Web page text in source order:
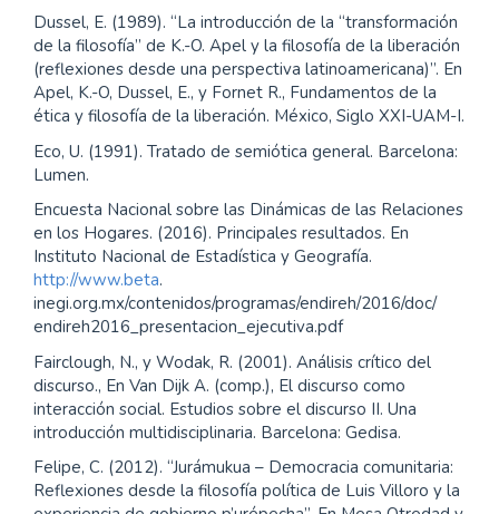
Dussel, E. (1989). “La introducción de la “transformación
de la filosofía” de K.-O. Apel y la filosofía de la liberación
(reflexiones desde una perspectiva latinoamericana)”. En
Apel, K.-O, Dussel, E., y Fornet R., Fundamentos de la
ética y filosofía de la liberación. México, Siglo XXI-UAM-I.
Eco, U. (1991). Tratado de semiótica general. Barcelona:
Lumen.
Encuesta Nacional sobre las Dinámicas de las Relaciones
en los Hogares. (2016). Principales resultados. En
Instituto Nacional de Estadística y Geografía.
http://www.beta.
inegi.org.mx/contenidos/programas/endireh/2016/doc/
endireh2016_presentacion_ejecutiva.pdf
Fairclough, N., y Wodak, R. (2001). Análisis crítico del
discurso., En Van Dijk A. (comp.), El discurso como
interacción social. Estudios sobre el discurso II. Una
introducción multidisciplinaria. Barcelona: Gedisa.
Felipe, C. (2012). “Jurámukua – Democracia comunitaria:
Reflexiones desde la filosofía política de Luis Villoro y la